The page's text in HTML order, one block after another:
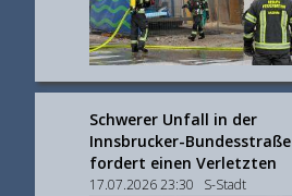
Schwerer Unfall in der
Innsbrucker-Bundesstraße
fordert einen Verletzten
17.07.2026 23:30 S-Stadt